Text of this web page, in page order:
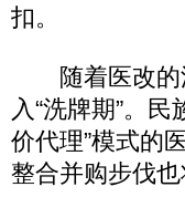
扣。
随着医改的
入“洗牌期”。
价代理”模式的
整合并购步伐